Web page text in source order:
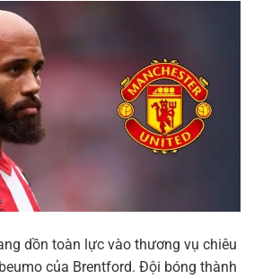
dồn toàn lực vào thương vụ chiêu
của Brentford. Đội bóng thành